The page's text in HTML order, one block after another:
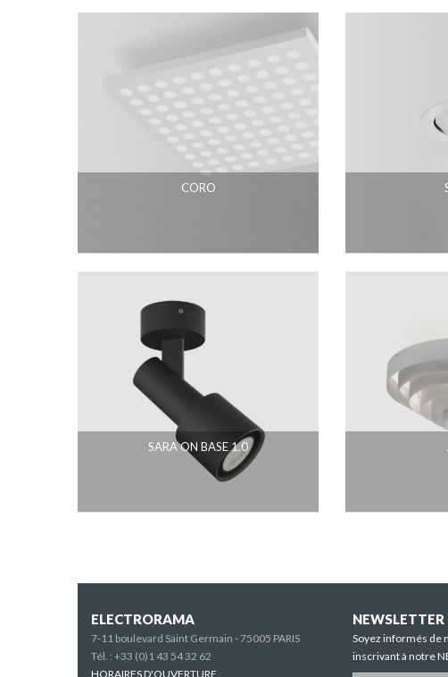
CORO
SARA ON BASE 1.0
ELECTRORAMA
7-11 boulevard Saint Germain - 75005 PARIS
Tél. : +33 (0)1 43 54 32 62
HORAIRES D'OUVERTURE
NEWSLETTER
Soyez informés de
inscrivant à notre